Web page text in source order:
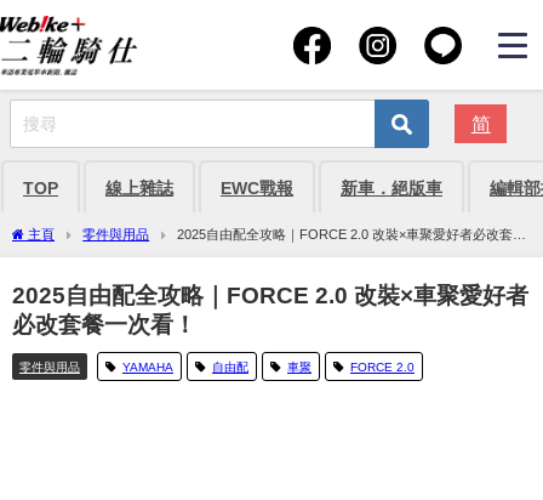
简
TOP 線上雜誌 EWC戰報 新車．絕版車 編輯
主頁 零件與用品
2025自由配全攻略｜FORCE 2.0 改裝×車聚愛好者必改套餐
一次看！
2025自由配全攻略｜FORCE 2.0 改裝×車聚愛好者
必改套餐一次看！
零件與用品 YAMAHA 自由配 車聚 FORCE 2.0